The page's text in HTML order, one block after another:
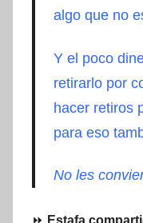
algo que no
Y el poco
retirarlo por
hacer retiros
para eso
No les